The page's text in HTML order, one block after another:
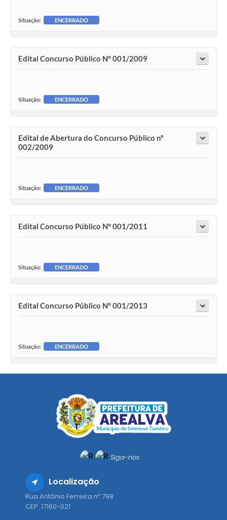
Situação: ENCERRADO
Edital Concurso Público N° 001/2009
Situação: ENCERRADO
Edital de Abertura do Concurso Público nº
002/2009
Situação: ENCERRADO
Edital Concurso Público N° 001/2011
Situação: ENCERRADO
Edital Concurso Público N° 001/2013
Situação: ENCERRADO
Siga-nos
Localização
Rua Antônio Ferreira nº 798
CEP: 17160-021